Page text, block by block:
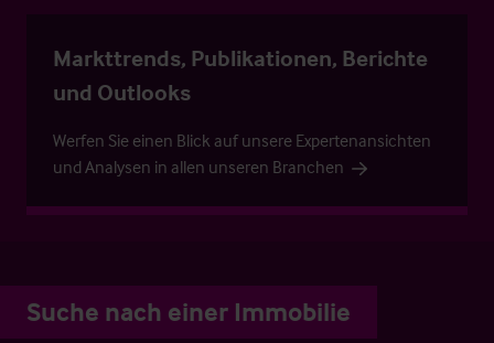
Markttrends, Publikationen, Berichte
und Outlooks
Werfen Sie einen Blick auf unsere Expertenansichten
und Analysen in allen unseren Branchen
Suche nach einer Immobilie